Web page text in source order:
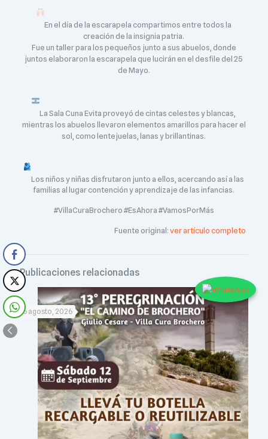
En el día de la escarapela compartimos entre todos la
creación de la insignia patria.
Fue un taller para los pequeños junto a sus abuelos, donde
juntos elaboraron la escarapela que lucirán en el desfile del 25
de Mayo.
La Sala Cuna Evita proveyó de cintas celestes y blancas,
mientras los abuelos llevaron elementos amarillos para hacer el
sol, como lentejuelas, lanas y brillantinas.
Los niños y niñas disfrutaron junto a ellos, acercando así a las
familias al lugar contención y aprendizaje de las infancias.
#VillaCuraBrochero #EsAhora #VamosPorMás
Fuente original:ver artículo completo
Publicaciones relacionadas
6 agosto, 2026